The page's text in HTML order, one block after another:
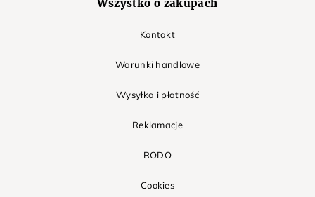
Wszystko o zakupach
Kontakt
Warunki handlowe
Wysyłka i płatność
Reklamacje
RODO
Cookies